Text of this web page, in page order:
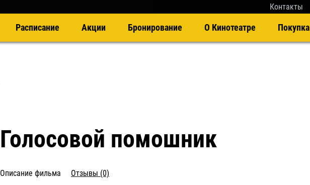
Контакты
Расписание Акции Бронирование О Кинотеатре Покупка
Голосовой помошник
Описание фильма Отзывы (0)